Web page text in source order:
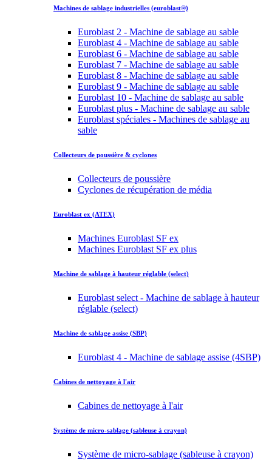
Machines de sablage industrielles (euroblast®)
Euroblast 2 - Machine de sablage au sable
Euroblast 4 - Machine de sablage au sable
Euroblast 6 - Machine de sablage au sable
Euroblast 7 - Machine de sablage au sable
Euroblast 8 - Machine de sablage au sable
Euroblast 9 - Machine de sablage au sable
Euroblast 10 - Machine de sablage au sable
Euroblast plus - Machine de sablage au sable
Euroblast spéciales - Machines de sablage au
sable
Collecteurs de poussière & cyclones
Collecteurs de poussière
Cyclones de récupération de média
Euroblast ex (ATEX)
Machines Euroblast SF ex
Machines Euroblast SF ex plus
Machine de sablage à hauteur réglable (select)
Euroblast select - Machine de sablage à hauteur
réglable (select)
Machine de sablage assise (SBP)
Euroblast 4 - Machine de sablage assise (4SBP)
Cabines de nettoyage à l'air
Cabines de nettoyage à l'air
Système de micro-sablage (sableuse à crayon)
Système de micro-sablage (sableuse à crayon)